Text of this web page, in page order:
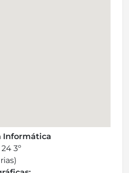
Informática
3º